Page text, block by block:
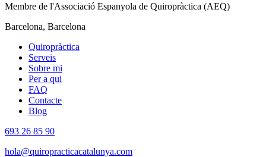
Membre de l'Associació Espanyola de Quiropràctica (AEQ)
Barcelona, Barcelona
Quiropràctica
Serveis
Sobre mi
Per a qui
FAQ
Contacte
Blog
693 26 85 90
hola@quiropracticacatalunya.com